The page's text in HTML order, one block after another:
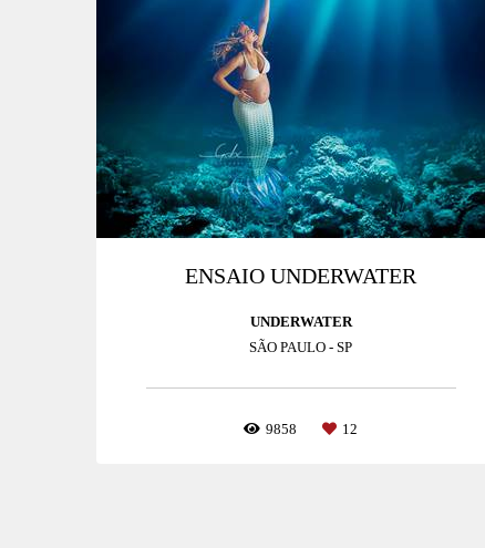
ENSAIO UNDERWATER
UNDERWATER
SÃO PAULO - SP
9858 12